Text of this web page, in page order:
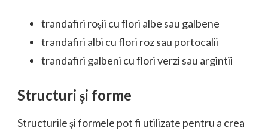
trandafiri roșii cu flori albe sau galbene
trandafiri albi cu flori roz sau portocalii
trandafiri galbeni cu flori verzi sau argintii
Structuri și forme
Structurile și formele pot fi utilizate pentru a crea